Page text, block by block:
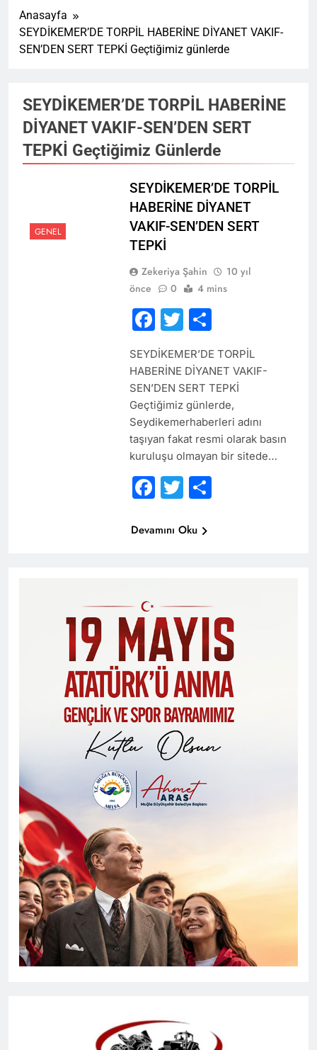
Anasayfa
SEYDİKEMER’DE TORPİL HABERİNE DİYANET VAKIF-
SEN’DEN SERT TEPKİ Geçtiğimiz günlerde
SEYDİKEMER’DE TORPİL HABERİNE
DİYANET VAKIF-SEN’DEN SERT
TEPKİ Geçtiğimiz Günlerde
GENEL
SEYDİKEMER’DE TORPİL
HABERİNE DİYANET
VAKIF-SEN’DEN SERT
TEPKİ
Zekeriya Şahin
10 yıl
önce
0 4 mins
Facebook
Twitter
Share
SEYDİKEMER’DE TORPİL
HABERİNE DİYANET VAKIF-
SEN’DEN SERT TEPKİ
Geçtiğimiz günlerde,
Seydikemerhaberleri adını
taşıyan fakat resmi olarak basın
kuruluşu olmayan bir sitede…
Facebook
Twitter
Share
Devamını Oku